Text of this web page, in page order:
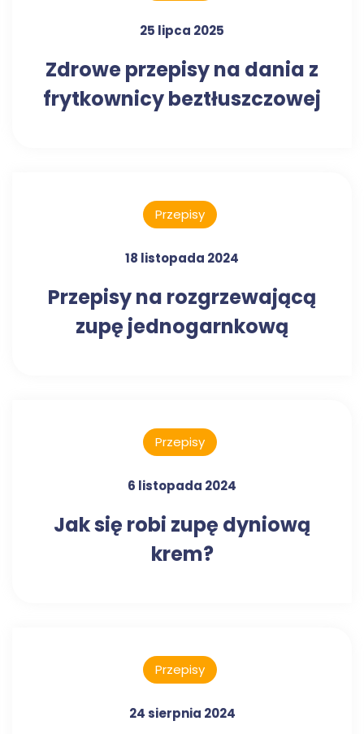
25 lipca 2025
Zdrowe przepisy na dania z
frytkownicy beztłuszczowej
Przepisy
18 listopada 2024
Przepisy na rozgrzewającą
zupę jednogarnkową
Przepisy
6 listopada 2024
Jak się robi zupę dyniową
krem?
Przepisy
24 sierpnia 2024